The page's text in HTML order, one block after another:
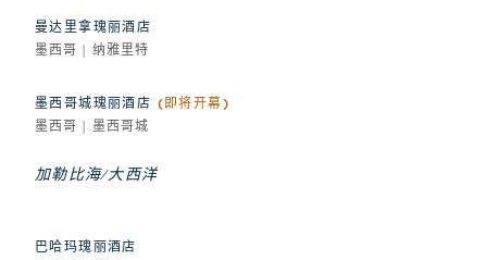
曼达里拿瑰丽酒店
墨西哥 | 纳雅里特
墨西哥城瑰丽酒店 (即将开幕)
墨西哥 | 墨西哥城
加勒比海/大西洋
巴哈玛瑰丽酒店